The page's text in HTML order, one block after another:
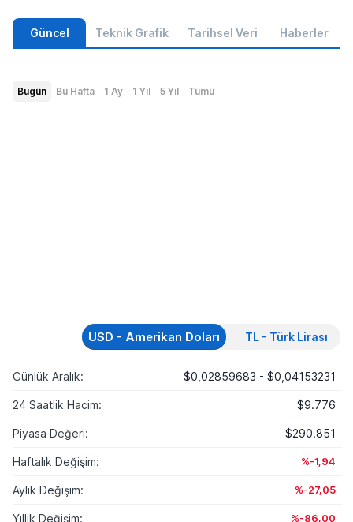
Güncel Teknik Grafik Tarihsel Veri Haberler
Bugün Bu Hafta 1 Ay 1 Yıl 5 Yıl Tümü
USD - Amerikan Doları TL - Türk Lirası
Günlük Aralık: $0,02859683 - $0,04153231
24 Saatlik Hacim: $9.776
Piyasa Değeri: $290.851
Haftalık Değişim: %-1,94
Aylık Değişim: %-27,05
Yıllık Değişim: %-86,00